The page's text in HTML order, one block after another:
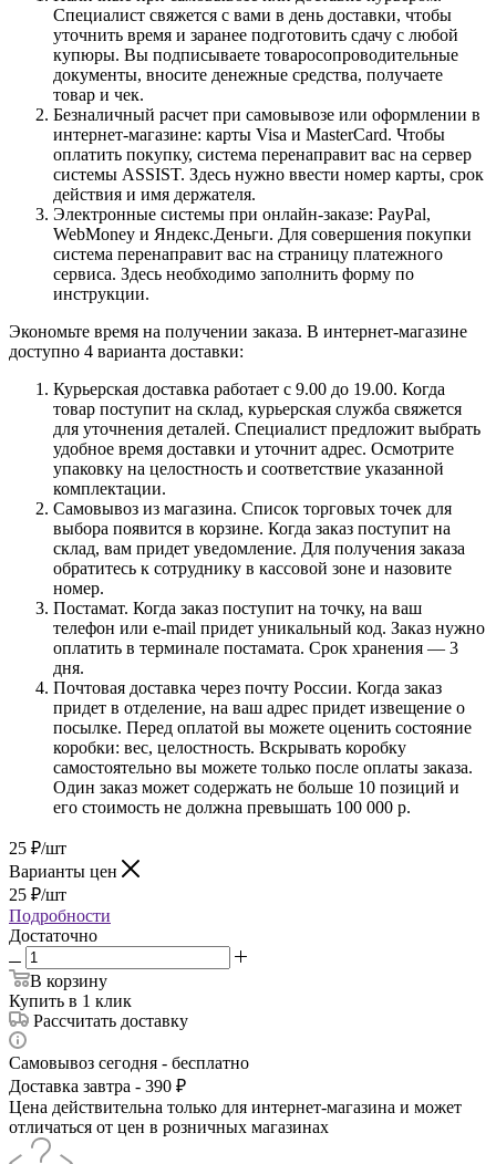
Специалист свяжется с вами в день доставки, чтобы
уточнить время и заранее подготовить сдачу с любой
купюры. Вы подписываете товаросопроводительные
документы, вносите денежные средства, получаете
товар и чек.
Безналичный расчет при самовывозе или оформлении в
интернет-магазине: карты Visa и MasterCard. Чтобы
оплатить покупку, система перенаправит вас на сервер
системы ASSIST. Здесь нужно ввести номер карты, срок
действия и имя держателя.
Электронные системы при онлайн-заказе: PayPal,
WebMoney и Яндекс.Деньги. Для совершения покупки
система перенаправит вас на страницу платежного
сервиса. Здесь необходимо заполнить форму по
инструкции.
Экономьте время на получении заказа. В интернет-магазине
доступно 4 варианта доставки:
Курьерская доставка работает с 9.00 до 19.00. Когда
товар поступит на склад, курьерская служба свяжется
для уточнения деталей. Специалист предложит выбрать
удобное время доставки и уточнит адрес. Осмотрите
упаковку на целостность и соответствие указанной
комплектации.
Самовывоз из магазина. Список торговых точек для
выбора появится в корзине. Когда заказ поступит на
склад, вам придет уведомление. Для получения заказа
обратитесь к сотруднику в кассовой зоне и назовите
номер.
Постамат. Когда заказ поступит на точку, на ваш
телефон или e-mail придет уникальный код. Заказ нужно
оплатить в терминале постамата. Срок хранения — 3
дня.
Почтовая доставка через почту России. Когда заказ
придет в отделение, на ваш адрес придет извещение о
посылке. Перед оплатой вы можете оценить состояние
коробки: вес, целостность. Вскрывать коробку
самостоятельно вы можете только после оплаты заказа.
Один заказ может содержать не больше 10 позиций и
его стоимость не должна превышать 100 000 р.
25 ₽/шт
Варианты цен
25 ₽/шт
Подробности
Достаточно
В корзину
Купить в 1 клик
Рассчитать доставку
Самовывоз сегодня - бесплатно
Доставка завтра - 390 ₽
Цена действительна только для интернет-магазина и может
отличаться от цен в розничных магазинах